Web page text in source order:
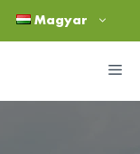
Magyar